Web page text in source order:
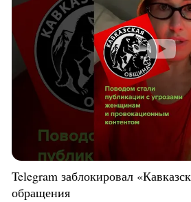
Telegram заблокировал
обращения